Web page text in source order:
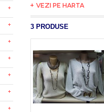
+ VEZI PE HARTA
3 PRODUSE